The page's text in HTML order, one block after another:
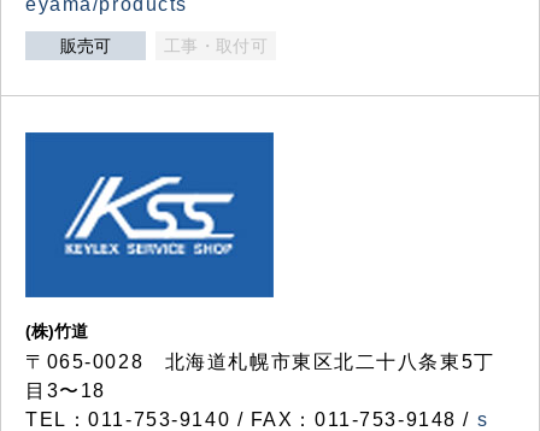
eyama/products
販売可 工事・取付可
(株)竹道
〒065-0028 北海道札幌市東区北二十八条東5丁
目3〜18
TEL：011-753-9140 / FAX：011-753-9148 / s